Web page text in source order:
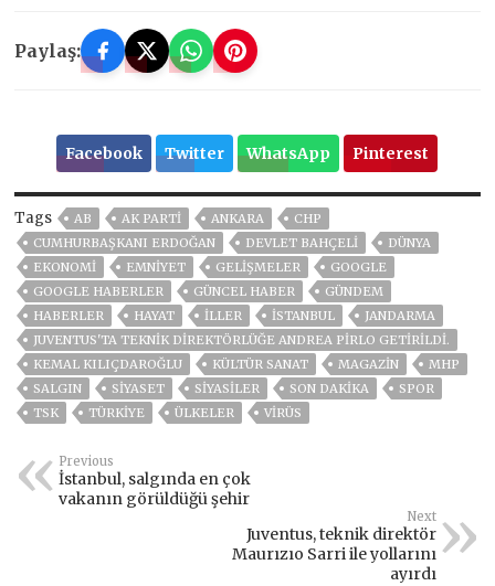
Paylaş:
Facebook Twitter WhatsApp Pinterest
Tags AB AK PARTİ ANKARA
CHP
CUMHURBAŞKANI ERDOĞAN
DEVLET BAHÇELİ
DÜNYA
EKONOMİ
EMNİYET GELIŞMELER
GOOGLE
GOOGLE HABERLER
GÜNCEL HABER
GÜNDEM
HABERLER
HAYAT İLLER ISTANBUL
JANDARMA
JUVENTUS'TA TEKNIK DIREKTÖRLÜĞE ANDREA PIRLO GETIRILDI.
KEMAL KILIÇDAROĞLU
KÜLTÜR SANAT MAGAZİN
MHP
SALGIN
SİYASET SİYASİLER SON DAKIKA
SPOR
TSK
TÜRKİYE ÜLKELER VIRÜS
Previous
İstanbul, salgında en çok
vakanın görüldüğü şehir
Next
Juventus, teknik direktör
Maurızıo Sarri ile yollarını
ayırdı